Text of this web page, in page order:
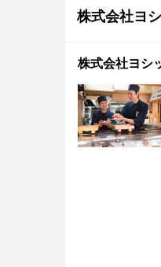
株式会社ヨ
株式会社ヨ